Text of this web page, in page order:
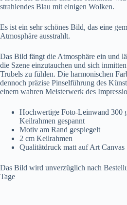
strahlendes Blau mit einigen Wolken.
Es ist ein sehr schönes Bild, das eine
Atmosphäre ausstrahlt.
Das Bild fängt die Atmosphäre ein und
die Szene einzutauchen und sich
Trubels zu fühlen. Die harmonischen
dennoch präzise Pinselführung des
einem wahren Meisterwerk des
Hochwertige Foto-Leinwand 300
Keilrahmen gespannt
Motiv am Rand gespiegelt
2 cm Keilrahmen
Qualitätdruck matt auf Art Canvas
Das Bild wird unverzüglich nach
Tage